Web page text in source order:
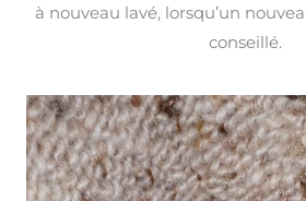
à nouveau lavé, lorsqu’un
conseillé.